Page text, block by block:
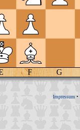
F G
Impressum •